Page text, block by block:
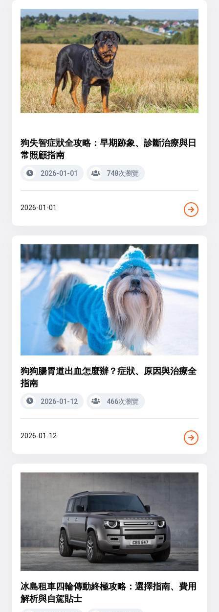
狗失智症狀全攻略：早期跡象、診斷治療與日
常照顧指南
2026-01-01 748次瀏覽
2026-01-01
狗狗腸胃道出血怎麼辦？症狀、原因與治療全
指南
2026-01-12 466次瀏覽
2026-01-12
冰島租車四輪傳動終極攻略：選擇指南、費用
解析與自駕貼士